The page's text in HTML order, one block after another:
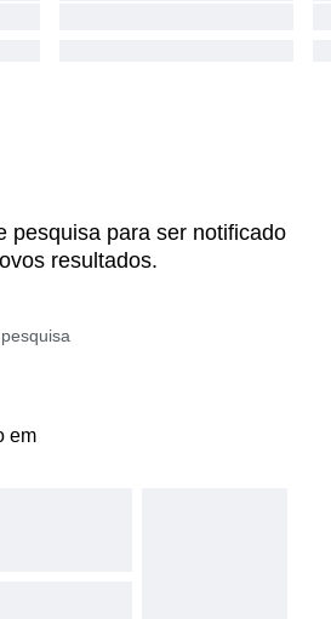
pesquisa para ser notificado
resultados.
em